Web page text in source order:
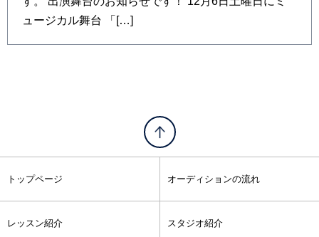
ュージカル舞台 「[…]
トップページ オーディションの流れ
レッスン紹介 スタジオ紹介